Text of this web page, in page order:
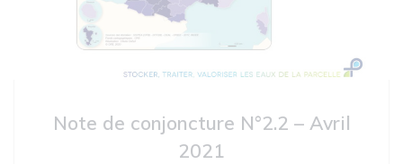
Note de conjoncture N°2.2 – Avril
2021